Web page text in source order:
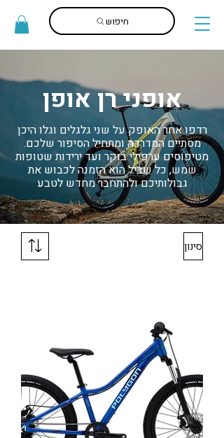
חיפוש
אופני רן אופן
רדפו אחר האופק על שני גלגלים וגלו היכן
מסתיים המדרכה ומתחיל הסיפור שלכם.
מטיפוסים ערפילי בוקר ועד ירידות שטופות
שמש, כל שביל הוא הזמנה לכבוש את
גבולותיכם ולהתחבר מחדש לטבע
סינון